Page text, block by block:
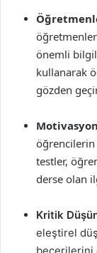
öğretmenler
önemli
kullanarak
gözden
öğrencilerin
testler,
derse olan
Kritik
eleştirel